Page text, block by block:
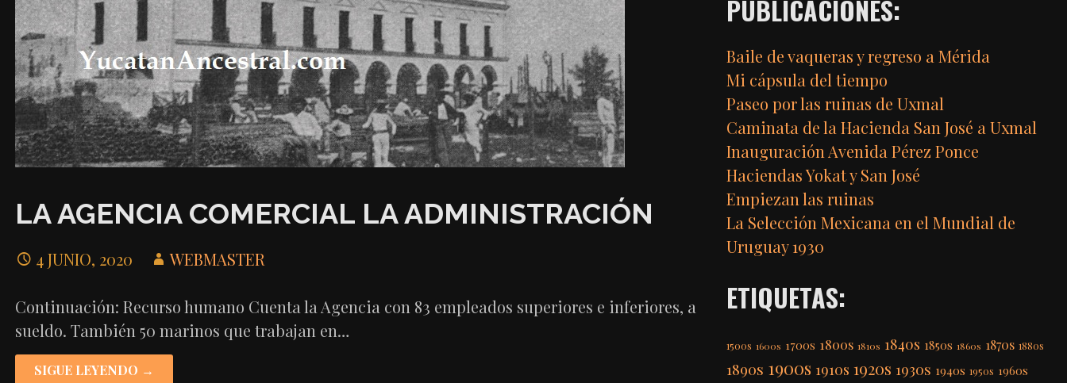
LA AGENCIA COMERCIAL LA ADMINISTRACIÓN
4 JUNIO, 2020 WEBMASTER
Continuación: Recurso humano Cuenta la Agencia con 83 empleados superiores e inferiores, a
sueldo. También 50 marinos que trabajan en…
SIGUE LEYENDO →
PUBLICACIONES:
Baile de vaqueras y regreso a Mérida
Mi cápsula del tiempo
Paseo por las ruinas de Uxmal
Caminata de la Hacienda San José a Uxmal
Inauguración Avenida Pérez Ponce
Haciendas Yokat y San José
Empiezan las ruinas
La Selección Mexicana en el Mundial de
Uruguay 1930
ETIQUETAS:
1500s 1600s 1700s 1800s 1810s 1840s 1850s 1860s 1870s 1880s
1890s 1900s 1910s 1920s 1930s 1940s 1950s 1960s